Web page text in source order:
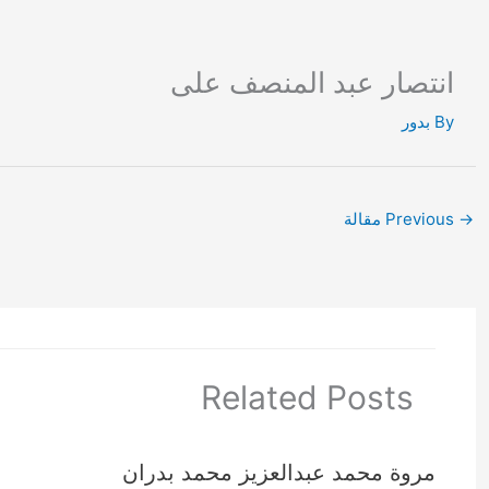
انتصار عبد المنصف على
By بدور
→
Related Posts
مروة محمد عبدالعزيز محمد بدران